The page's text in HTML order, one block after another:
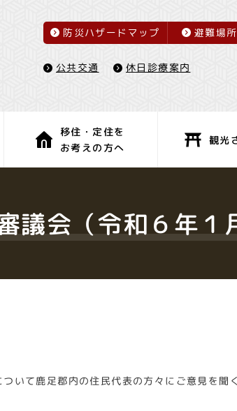
防災ハザードマップ 避難場所
公共交通 休日診療案内
移住・定住を
お考えの方へ
観光
議会（令和６年１
いて鹿足郡内の住民代表の方々にご意見を聞